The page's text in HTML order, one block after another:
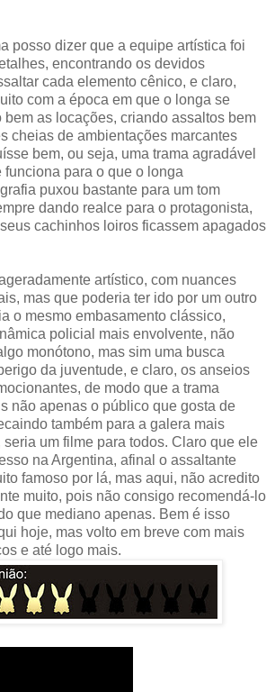
posso dizer que a equipe artística foi
encontrando os devidos
cada elemento cênico, e claro,
com a época em que o longa se
bem as locações, criando assaltos bem
cheias de ambientações marcantes
bem, ou seja, uma trama agradável
funciona para o que o longa
puxou bastante para um tom
dando realce para o protagonista,
cachinhos loiros ficassem apagados
artístico, com nuances
mas que poderia ter ido por um outro
o mesmo embasamento clássico,
policial mais envolvente, não
monótono, mas sim uma busca
da juventude, e claro, os anseios
de modo que a trama
não apenas o público que gosta de
também para a galera mais
um filme para todos. Claro que ele
na Argentina, afinal o assaltante
famoso por lá, mas aqui, não acredito
muito, pois não consigo recomendá-lo
que mediano apenas. Bem é isso
hoje, mas volto em breve com mais
e até logo mais.